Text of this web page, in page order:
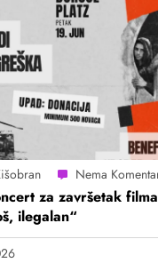
za završetak filma
ilegalan“